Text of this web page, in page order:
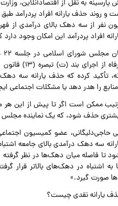
نفر از سه دهک بالای درآمدی
افراد پردرآمد این امکان وجود
وزارت
تأکید کرده که حذف یارانه سه
را هدر دهد یا مشکلات اجتماعی
حذف شود، که یک نماینده
حاجی‌دلیگانی، عضو کمیسیون
سه دهک درآمدی بالای جامعه
تا فاصله میان دهک‌ها در نظر
به اشتباه در دهک‌های بالاتر
صورت گیرد.»
یارانه نقدی چیست؟